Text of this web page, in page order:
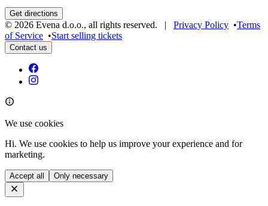
Get directions
© 2026 Evena d.o.o., all rights reserved. | Privacy Policy •Terms
of Service •Start selling tickets
Contact us
We use cookies
Hi. We use cookies to help us improve your experience and for
marketing.
Accept all Only necessary